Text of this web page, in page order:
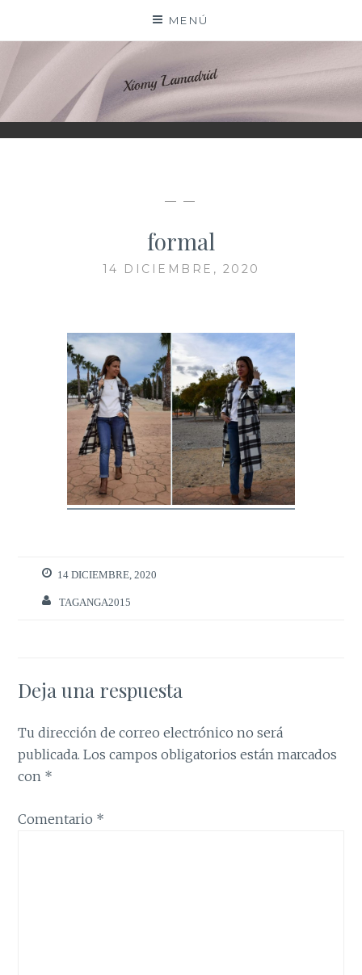
contenido
MENÚ
XIOMY LAMADRID
— —
formal
14 DICIEMBRE, 2020
14 DICIEMBRE, 2020
TAGANGA2015
Deja una respuesta
Tu dirección de correo electrónico no será
publicada. Los campos obligatorios están marcados
con *
Comentario *